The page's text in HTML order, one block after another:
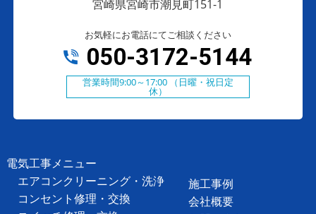
宮崎県宮崎市潮見町151-1
お気軽にお電話にてご相談ください
050-3172-5144
営業時間9:00～17:00 （日曜・祝日定
休）
電気工事メニュー
エアコンクリーニング・洗浄
コンセント修理・交換
施工事例
会社概要